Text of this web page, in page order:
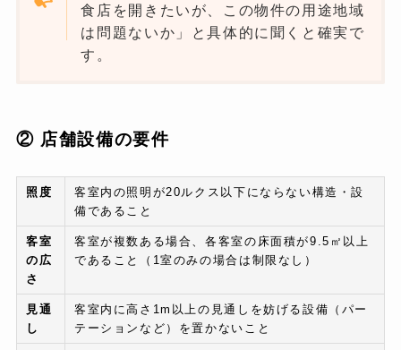
食店を開きたいが、この物件の用途地域
は問題ないか」と具体的に聞くと確実で
す。
② 店舗設備の要件
照度
客室内の照明が20ルクス以下にならない構造・設
備であること
客室
の広
さ
客室が複数ある場合、各客室の床面積が9.5㎡以上
であること（1室のみの場合は制限なし）
見通
し
客室内に高さ1m以上の見通しを妨げる設備（パー
テーションなど）を置かないこと